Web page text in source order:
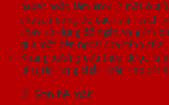
paper hoặc tấm eron 2 mặt ở
chuyên dùng để cách âm, cách
cháy sử dụng để ngăn và giảm
qua mặt bên ngoài của cánh cửa.
Khung xương cửa thép được
tăng độ cứng chắc chắn cho
Sơn bề mặt